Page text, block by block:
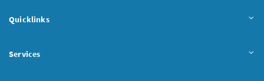
Quicklinks
Services